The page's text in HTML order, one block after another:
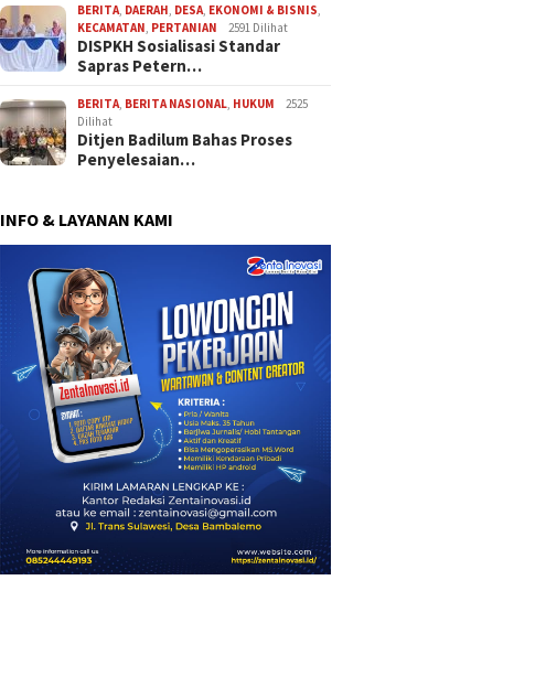
BERITA DAERAH DESA EKONOMI & BISNIS
KECAMATAN PERTANIAN 2591 Dilihat
DISPKH Sosialisasi Standar
Sapras Petern…
BERITA BERITA NASIONAL HUKUM
2525
Dilihat
Ditjen Badilum Bahas Proses
Penyelesaian…
INFO & LAYANAN KAMI